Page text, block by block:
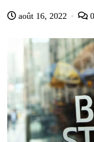
août 16, 2022 0